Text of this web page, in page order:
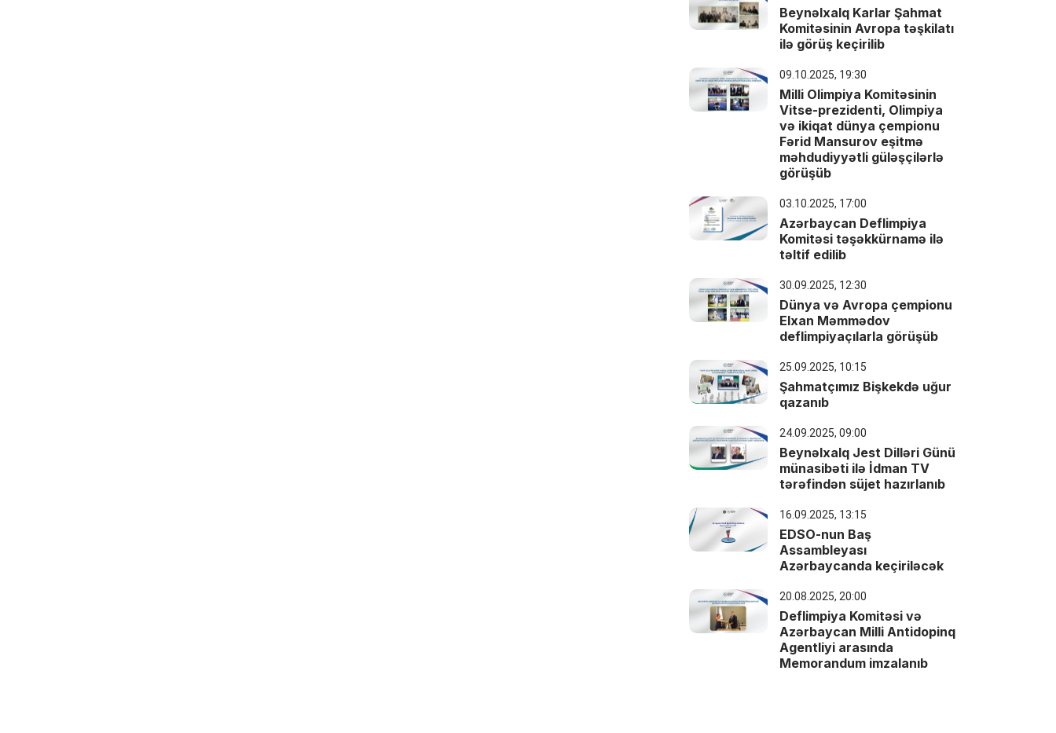
Beynəlxalq Karlar Şahmat
Komitəsinin Avropa təşkilatı
ilə görüş keçirilib
09.10.2025, 19:30
Milli Olimpiya Komitəsinin
Vitse-prezidenti, Olimpiya
və ikiqat dünya çempionu
Fərid Mansurov eşitmə
məhdudiyyətli güləşçilərlə
görüşüb
03.10.2025, 17:00
Azərbaycan Deflimpiya
Komitəsi təşəkkürnamə ilə
təltif edilib
30.09.2025, 12:30
Dünya və Avropa çempionu
Elxan Məmmədov
deflimpiyaçılarla görüşüb
25.09.2025, 10:15
Şahmatçımız Bişkekdə uğur
qazanıb
24.09.2025, 09:00
Beynəlxalq Jest Dilləri Günü
münasibəti ilə‪ İdman TV
tərəfindən süjet hazırlanıb
16.09.2025, 13:15
EDSO-nun Baş
Assambleyası
Azərbaycanda keçiriləcək
20.08.2025, 20:00
Deflimpiya Komitəsi və
Azərbaycan Milli Antidopinq
Agentliyi arasında
Memorandum imzalanıb